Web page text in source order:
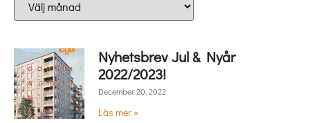
Nyhetsbrev Jul & Nyår
2022/2023!
December 20, 2022
Läs mer »